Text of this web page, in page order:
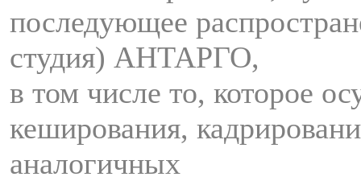
последующее
студия) АНТАРГО,
в том числе то, которое
кеширования,
аналогичных